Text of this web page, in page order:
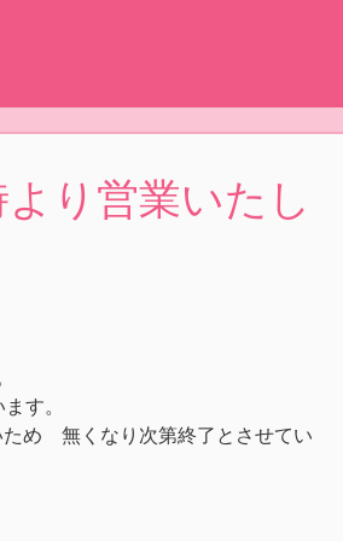
り営業いたし
す。
め　無くなり次第終了とさせてい